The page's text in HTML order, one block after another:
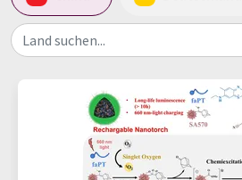
Land suchen...